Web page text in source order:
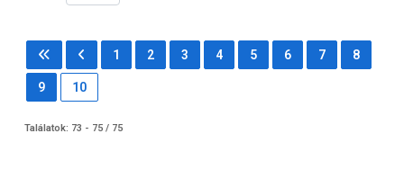
1 2 3 4 5 6 7 8
9 10
Találatok: 73 - 75 / 75